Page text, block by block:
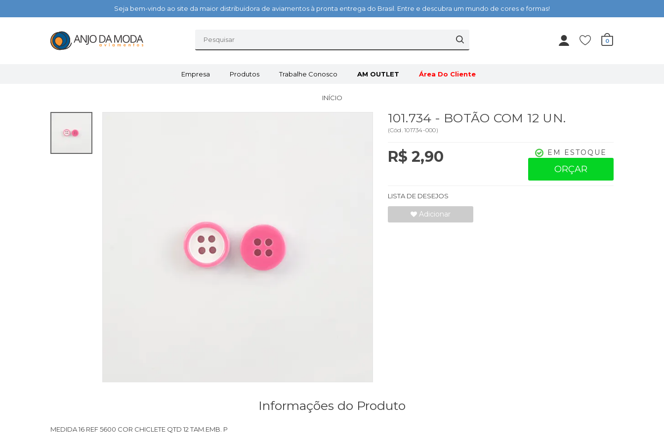
Seja bem-vindo ao site da maior distribuidora de aviamentos à pronta entrega do Brasil. Entre e descubra um mundo de cores e formas!
0
Empresa Produtos Trabalhe Conosco AM OUTLET Área Do Cliente
INÍCIO
101.734 - BOTÃO COM 12 UN.
(Cód. 101734-000)
R$ 2,90 EM ESTOQUE
ORÇAR
LISTA DE DESEJOS
Adicionar
Informações do Produto
MEDIDA 16 REF 5600 COR CHICLETE QTD 12 TAM.EMB. P